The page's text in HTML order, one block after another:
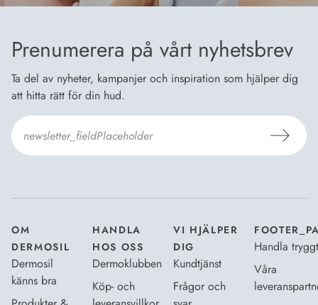
Prenumerera på vårt nyhetsbrev
Ta del av nyheter, kampanjer och inspiration som hjälper dig
att hitta rätt för din hud.
OM
DERMOSIL
Dermosil
känns bra
HANDLA
HOS OSS
Dermoklubben
Köp- och
VI HJÄLPER
DIG
Kundtjänst
Frågor och
Handla tryggt
Våra